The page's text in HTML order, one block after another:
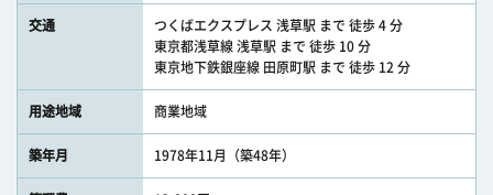
交通
つくばエクスプレス 浅草駅 まで 徒歩 4 分
東京都浅草線 浅草駅 まで 徒歩 10 分
東京地下鉄銀座線 田原町駅 まで 徒歩 12 分
用途地域 商業地域
築年月 1978年11月（築48年）